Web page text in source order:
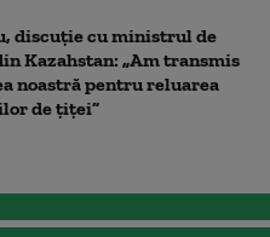
discuție cu ministrul de
Kazahstan: „Am transmis
noastră pentru reluarea
de țiței”